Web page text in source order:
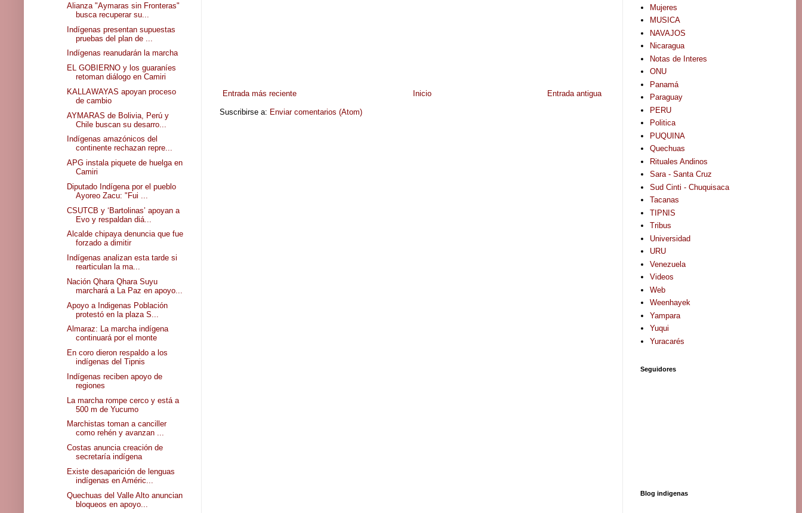
Entrada más reciente Entrada antigua
Inicio
Suscribirse a: Enviar comentarios (Atom)
Alianza "Aymaras sin Fronteras"
busca recuperar su...
Indígenas presentan supuestas
pruebas del plan de ...
Indígenas reanudarán la marcha
EL GOBIERNO y los guaraníes
retoman diálogo en Camiri
KALLAWAYAS apoyan proceso
de cambio
AYMARAS de Bolivia, Perú y
Chile buscan su desarro...
Indígenas amazónicos del
continente rechazan repre...
APG instala piquete de huelga en
Camiri
Diputado Indígena por el pueblo
Ayoreo Zacu: "Fui ...
CSUTCB y ‘Bartolinas’ apoyan a
Evo y respaldan diá...
Alcalde chipaya denuncia que fue
forzado a dimitir
Indígenas analizan esta tarde si
rearticulan la ma...
Nación Qhara Qhara Suyu
marchará a La Paz en apoyo...
Apoyo a Indigenas Población
protestó en la plaza S...
Almaraz: La marcha indígena
continuará por el monte
En coro dieron respaldo a los
indígenas del Tipnis
Indígenas reciben apoyo de
regiones
La marcha rompe cerco y está a
500 m de Yucumo
Marchistas toman a canciller
como rehén y avanzan ...
Costas anuncia creación de
secretaría indígena
Existe desaparición de lenguas
indígenas en Améric...
Quechuas del Valle Alto anuncian
bloqueos en apoyo...
Mujeres
MUSICA
NAVAJOS
Nicaragua
Notas de Interes
ONU
Panamá
Paraguay
PERU
Politica
PUQUINA
Quechuas
Rituales Andinos
Sara - Santa Cruz
Sud Cinti - Chuquisaca
Tacanas
TIPNIS
Tribus
Universidad
URU
Venezuela
Videos
Web
Weenhayek
Yampara
Yuqui
Yuracarés
Seguidores
Blog indigenas